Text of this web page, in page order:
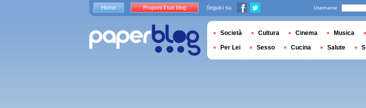
Home Proponi il tuo blog Seguici su Username
Società Cultura Cinema Musica
Per Lei Sesso Cucina Salute